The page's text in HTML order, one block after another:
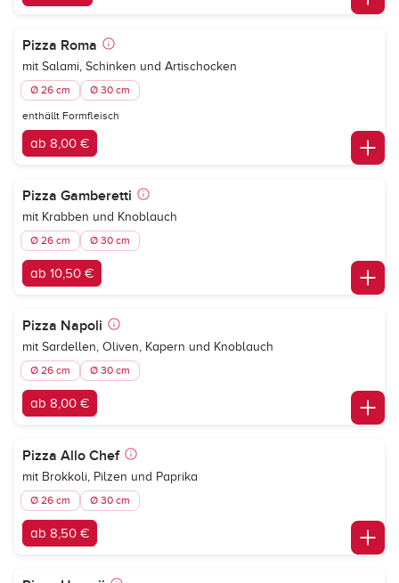
Pizza Roma
mit Salami, Schinken und Artischocken
Ø 26 cm Ø 30 cm
enthällt Formfleisch
ab 8,00 €
Pizza Gamberetti
mit Krabben und Knoblauch
Ø 26 cm Ø 30 cm
ab 10,50 €
Pizza Napoli
mit Sardellen, Oliven, Kapern und Knoblauch
Ø 26 cm Ø 30 cm
ab 8,00 €
Pizza Allo Chef
mit Brokkoli, Pilzen und Paprika
Ø 26 cm Ø 30 cm
ab 8,50 €